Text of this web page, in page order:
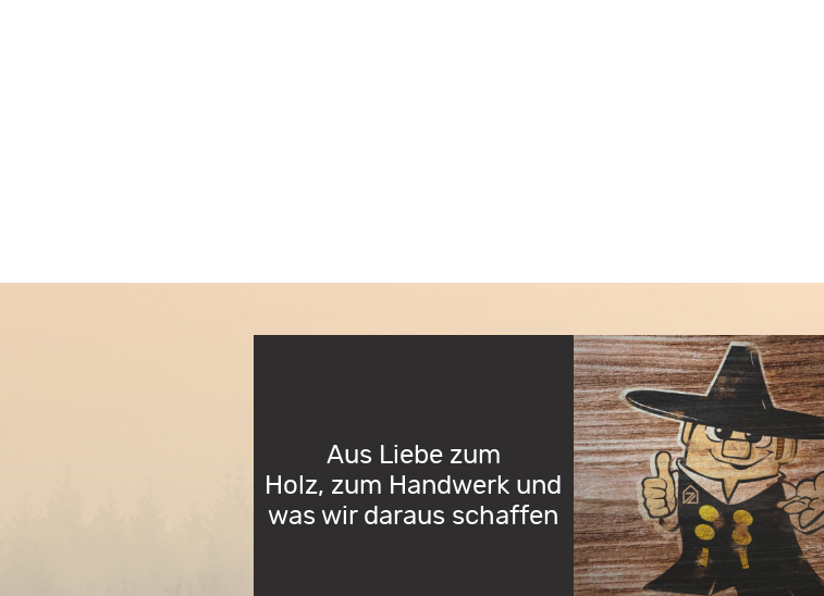
Aus Liebe zum
Holz, zum Handwerk und
was wir daraus schaffen